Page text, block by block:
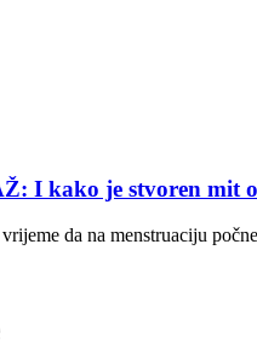
I kako je stvoren mit
da na menstruaciju